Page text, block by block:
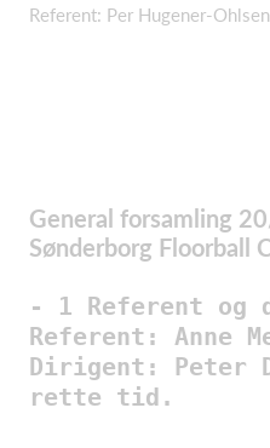
Referent: Per Hugener-Ohlsen
General forsamling
Sønderborg Floorball
- 1 Referent og
Referent: Anne
Dirigent: Peter
rette tid.